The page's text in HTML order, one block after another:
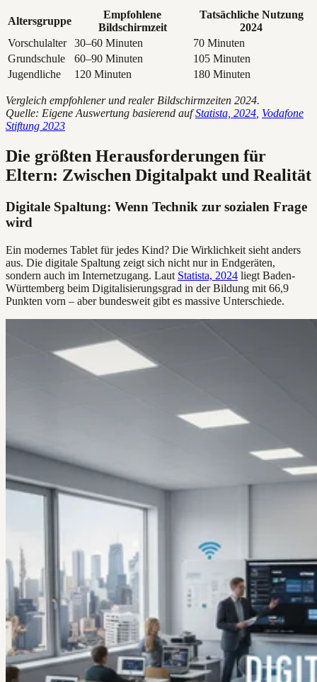
Altersgruppe
Empfohlene
Bildschirmzeit
Tatsächliche Nutzung
2024
Vorschulalter
30–60 Minuten
70 Minuten
Grundschule
60–90 Minuten
105 Minuten
Jugendliche
120 Minuten 180 Minuten
Vergleich empfohlener und realer Bildschirmzeiten 2024.
Quelle: Eigene Auswertung basierend aufStatista, 2024 Vodafone
Stiftung 2023
Die größten Herausforderungen für
Eltern: Zwischen Digitalpakt und Realität
Digitale Spaltung: Wenn Technik zur sozialen Frage
wird
Ein modernes Tablet für jedes Kind? Die Wirklichkeit sieht anders
aus. Die digitale Spaltung zeigt sich nicht nur in Endgeräten,
sondern auch im Internetzugang. Laut Statista, 2024 liegt Baden-
Württemberg beim Digitalisierungsgrad in der Bildung mit 66,9
Punkten vorn – aber bundesweit gibt es massive Unterschiede.